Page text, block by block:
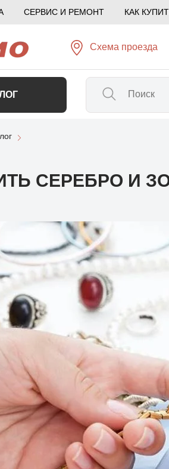
СЕРВИС И РЕМОНТ КАК
Схема проезда
СЕРЕБРО И